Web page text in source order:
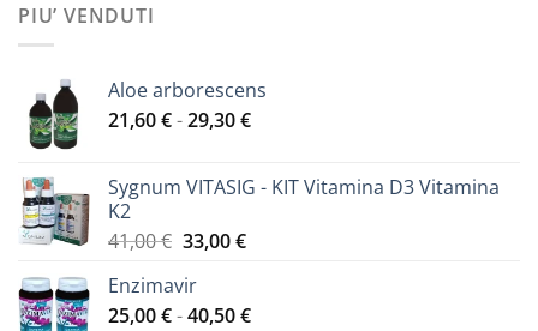
PIU’ VENDUTI
Aloe arborescens
21,60€-29,30€Fascia
da
Sygnum VITASIG - KIT Vitamina D3 Vitamina
K2
41,00€ Il
originale
era:
33,00€Il
è:
Enzimavir
25,00€-40,50€Fascia